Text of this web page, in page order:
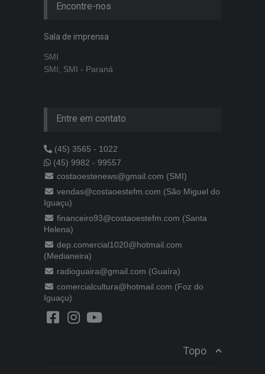
Encontre-nos
Sala de imprensa
SMI
SMI, SMI - Paraná
Entre em contato
(45) 3565 - 1022
(45) 9982 - 99557
costaoestenews@gmail.com (SMI)
vendas@costaoestefm.com (São Miguel do
Iguaçu)
financeiro93@costaoestefm.com (Santa
Helena)
dep.comercial1020@hotmail.com
(Medianeira)
radioguaira@gmail.com (Guaíra)
comercialcultura@hotmail.com (Foz do
Iguaçu)
Topo